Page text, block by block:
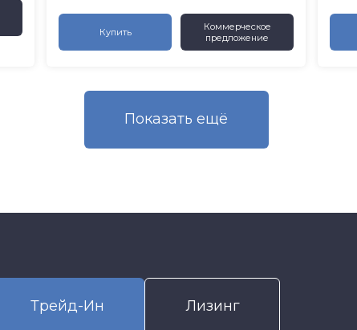
Купить
Коммерческое
предложение
Показать eщё
Трейд-Ин Лизинг